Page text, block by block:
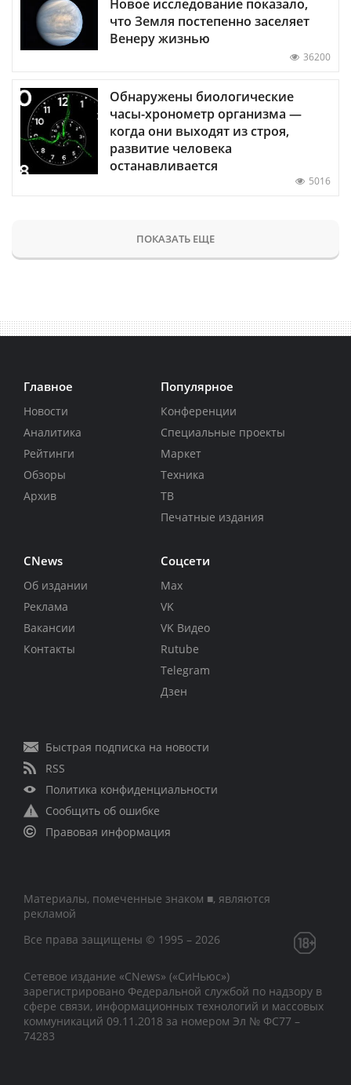
Новое исследование показало,
что Земля постепенно заселяет
Венеру жизнью
36200
Обнаружены биологические
часы-хронометр организма —
когда они выходят из строя,
развитие человека
останавливается
5016
ПОКАЗАТЬ ЕЩЕ
Главное
Новости
Аналитика
Рейтинги
Обзоры
Архив
Популярное
Конференции
Специальные проекты
Маркет
Техника
ТВ
Печатные издания
CNews
Об издании
Реклама
Вакансии
Контакты
Соцсети
Max
VK
VK Видео
Rutube
Telegram
Дзен
Быстрая подписка на новости
RSS
Политика конфиденциальности
Сообщить об ошибке
Правовая информация
Материалы, помеченные знаком ■, являются
рекламой
Все права защищены © 1995 – 2026
Сетевое издание «CNews» («СиНьюс»)
зарегистрировано Федеральной службой по надзору в
сфере связи, информационных технологий и массовых
коммуникаций 09.11.2018 за номером Эл № ФС77 –
74283